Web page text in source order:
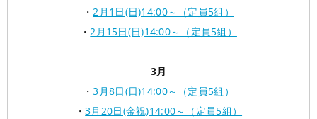
・2月1日(日)14:00～（定員5組）
・2月15日(日)14:00～（定員5組）
3月
・3月8日(日)14:00～（定員5組）
・3月20日(金祝)14:00～（定員5組）